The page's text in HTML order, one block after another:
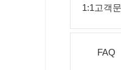
1:1고객
FAQ